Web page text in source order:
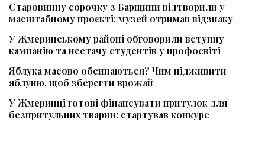
Старовинну сорочку з Барщини відтворили у
масштабному проєкті: музей отримав відзнаку
У Жмеринському районі обговорили вступну
кампанію та нестачу студентів у профосвіті
Яблука масово обсипаються? Чим підживити
яблуню, щоб зберегти врожай
У Жмеринці готові фінансувати притулок для
безпритульних тварин: стартував конкурс